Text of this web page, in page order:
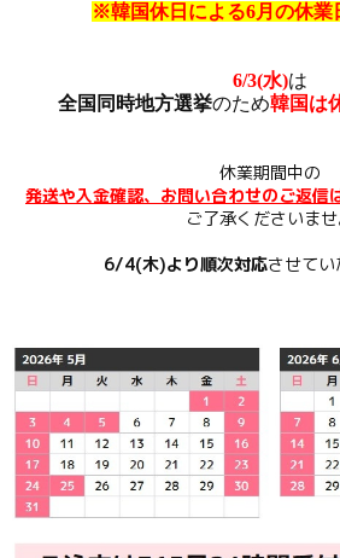
※韓国休日による6月の休
6/3(水)は
全国同時地方選挙のため韓国は
休業期間中の
発送や入金確認、お問い合わせのご返信
ご了承くださいませ
6/4(木)より順次対応させてい